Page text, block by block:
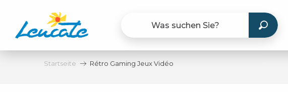
contenu
principal
Startseite Rétro Gaming Jeux Vidéo